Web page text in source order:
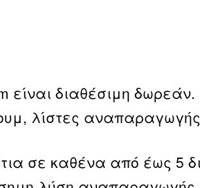
είναι διαθέσιμη δωρεάν.
λίστες
σε καθένα από έως 5